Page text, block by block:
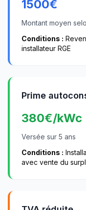
1500€
Montant moyen
Conditions :
installateur RGE
Prime
380€/kWc
Versée sur 5 ans
Conditions :
avec vente du